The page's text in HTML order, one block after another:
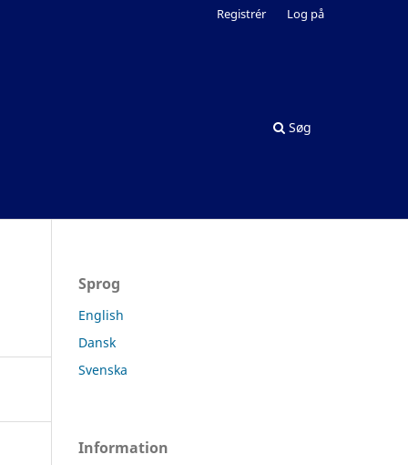
Søg
Registrér Log på
Sprog
English
Dansk
Svenska
Information